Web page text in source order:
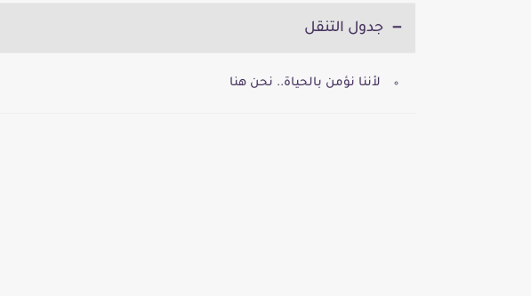
جدول التنقل
لأننا نؤمن بالحياة.. نحن هنا